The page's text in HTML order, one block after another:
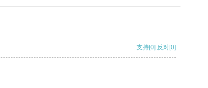
支持[0] 反对[0]